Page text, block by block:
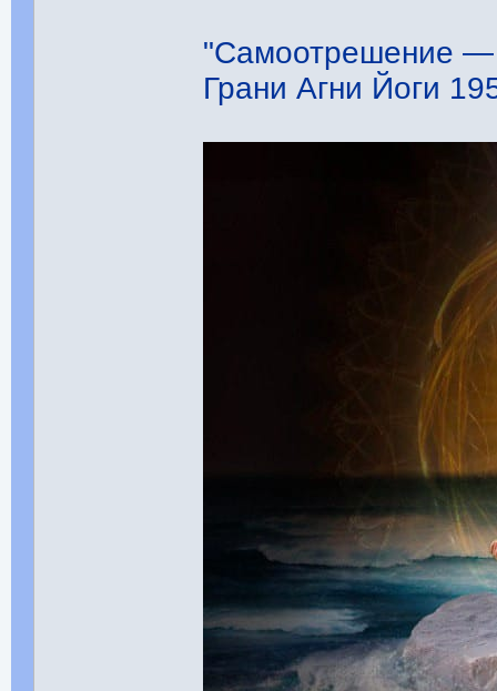
"Самоотрешение —
Грани Агни Йоги